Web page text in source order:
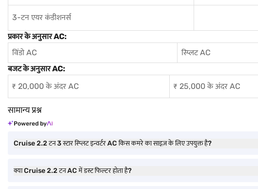
3-टन एयर कंडीशनर्स
प्रकार के अनुसार AC:
विंडो AC
स्प्लिट AC
बजट के अनुसार AC:
₹ 20,000 के अंदर AC
₹ 25,000 के अंदर AC
सामान्य प्रश्न
Powered by
Cruise 2.2 टन 3 स्टार स्प्लिट इन्वर्टर AC किस कमरे का साइज़ के लिए उपयुक्त है?
क्या Cruise 2.2 टन AC में डस्ट फिल्टर होता है?